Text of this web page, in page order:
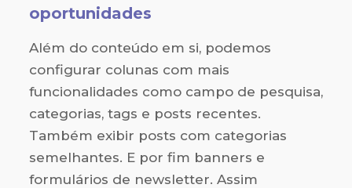
oportunidades
Além do conteúdo em si, podemos
configurar colunas com mais
funcionalidades como campo de pesquisa,
categorias, tags e posts recentes.
Também exibir posts com categorias
semelhantes. E por fim banners e
formulários de newsletter. Assim